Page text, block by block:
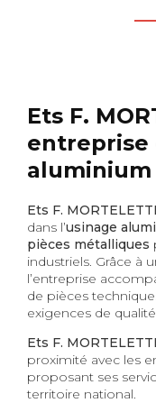
Ets F.
entreprise
aluminium
Ets F.
dans l’usinage
pièces métalliques
industriels. Grâce à
l’entreprise
de pièces
exigences de
Ets F.
proximité avec les
proposant ses
territoire national.